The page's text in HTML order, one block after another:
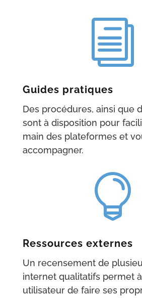
i
Guides pratiques
Des procédures, ainsi que
sont à disposition pour
main des plateformes et
accompagner.

Ressources externes
Un recensement de
internet qualitatifs permet
utilisateur de faire ses